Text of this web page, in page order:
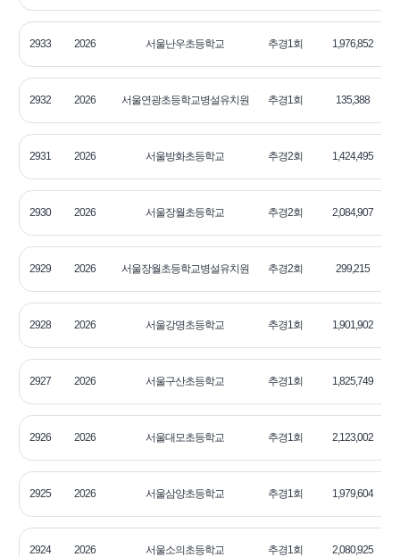
2933 2026 서울난우초등학교 추경1회 1,976,852
2932 2026 서울연광초등학교병설유치원 추경1회 135,388
2931 2026 서울방화초등학교 추경2회 1,424,495
2930 2026 서울장월초등학교 추경2회 2,084,907
2929 2026 서울장월초등학교병설유치원 추경2회 299,215
2928 2026 서울강명초등학교 추경1회 1,901,902
2927 2026 서울구산초등학교 추경1회 1,825,749
2926 2026 서울대모초등학교 추경1회 2,123,002
2925 2026 서울삼양초등학교 추경1회 1,979,604
2924 2026 서울소의초등학교 추경1회 2,080,925